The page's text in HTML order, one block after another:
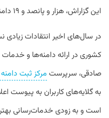
این گزاراش، هزار و پانصد و ۱۹ دامنه با پسوند .ایران داریم.
در سال‌های اخیر انتقادات
کشوری در ارائه دامنه‌ها و
صادقی، سرپرستمرکز ثبت
به گلایه‌های کاربران به پیوست
است و به زودی خدمات‌رسانی